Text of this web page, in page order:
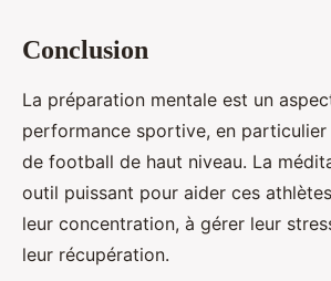
Conclusion
La préparation mentale est un
performance sportive, en
de football de haut niveau. La
outil puissant pour aider ces
leur concentration, à gérer leur
leur récupération.